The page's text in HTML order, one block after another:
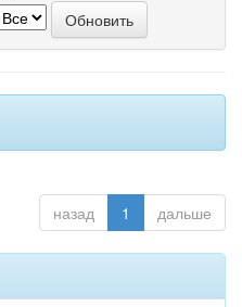
назад 1 дальше